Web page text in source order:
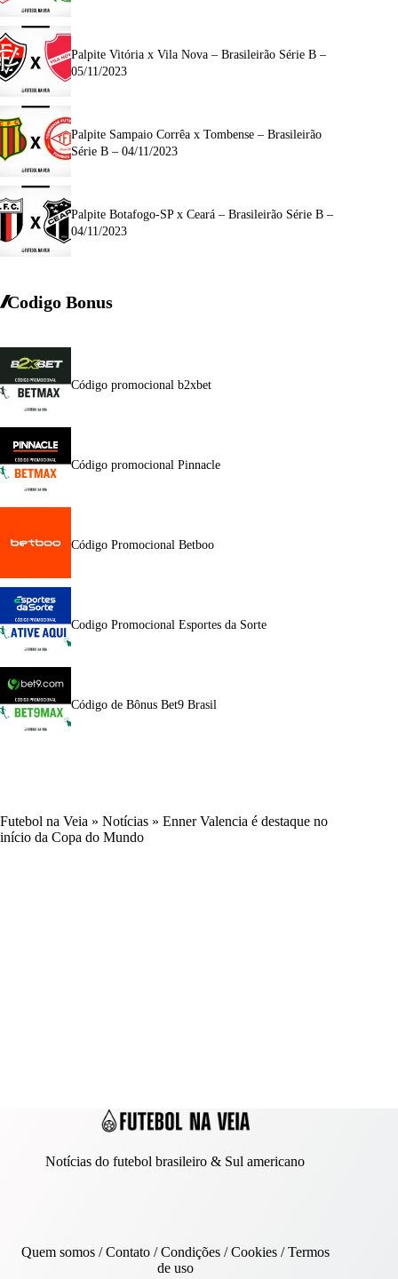
Palpite Vitória x Vila Nova – Brasileirão Série B –
05/11/2023
Palpite Sampaio Corrêa x Tombense – Brasileirão
Série B – 04/11/2023
Palpite Botafogo-SP x Ceará – Brasileirão Série B –
04/11/2023
Codigo Bonus
Código promocional b2xbet
Código promocional Pinnacle
Código Promocional Betboo
Codigo Promocional Esportes da Sorte
Código de Bônus Bet9 Brasil
Futebol na Veia » Notícias » Enner Valencia é destaque no
início da Copa do Mundo
Notícias do futebol brasileiro & Sul americano
Quem somos/Contato/ Condições /Cookies/Termos
de uso